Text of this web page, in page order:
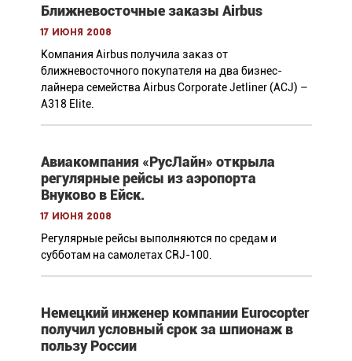
Ближневосточные заказы Airbus
17 июня 2008
Компания Airbus получила заказ от
ближневосточного покупателя на два бизнес-
лайнера семейства Airbus Corporate Jetliner (ACJ) –
A318 Elite.
Авиакомпания «РусЛайн» открыла
регулярные рейсы из аэропорта
Внуково в Ейск.
17 июня 2008
Регулярные рейсы выполняются по средам и
субботам на самолетах CRJ-100.
Немецкий инженер компании Eurocopter
получил условный срок за шпионаж в
пользу России